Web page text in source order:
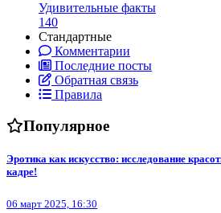
Удивительные факты
140
Стандартные
Комментарии
Последние посты
Обратная связь
Правила
Популярное
Эротика как искусство: исследование
кадре!
06 март 2025, 16:30